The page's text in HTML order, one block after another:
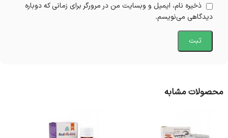
ذخیره نام، ایمیل و وبسایت من در مرورگر برای زمانی که دوباره
دیدگاهی می‌نویسم.
محصولات مشابه